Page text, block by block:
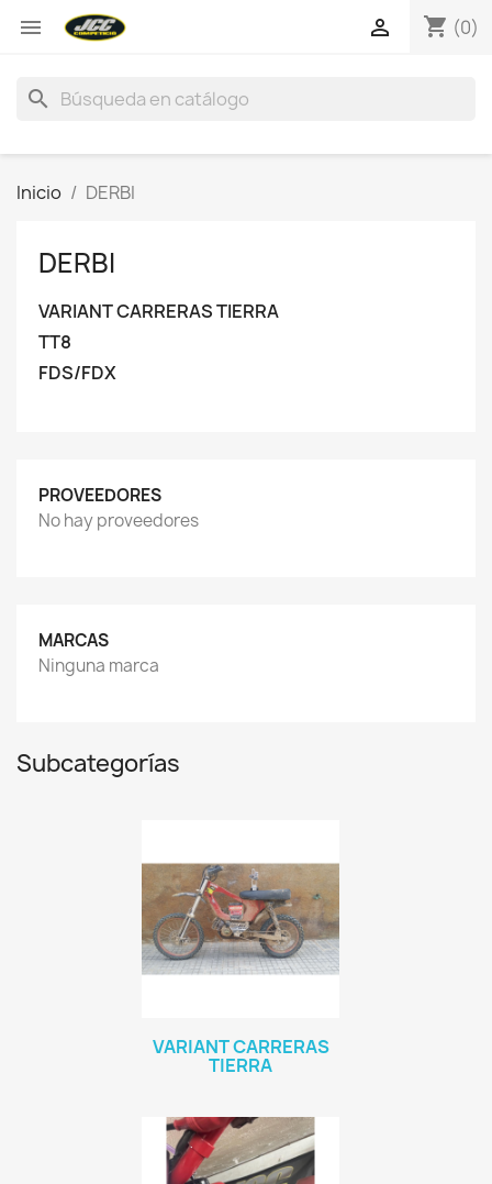
 shopping_cart (0)

search
Inicio DERBI
DERBI
VARIANT CARRERAS TIERRA
TT8
FDS/FDX
PROVEEDORES
No hay proveedores
MARCAS
Ninguna marca
Subcategorías
VARIANT CARRERAS
TIERRA